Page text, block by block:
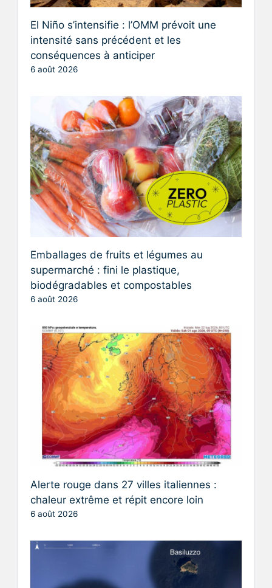
El Niño s’intensifie : l’OMM prévoit une
intensité sans précédent et les
conséquences à anticiper
6 août 2026
Emballages de fruits et légumes au
supermarché : fini le plastique,
biodégradables et compostables
6 août 2026
Alerte rouge dans 27 villes italiennes :
chaleur extrême et répit encore loin
6 août 2026